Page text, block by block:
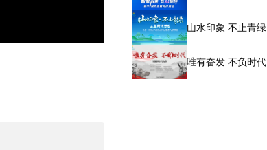
山水印象 不止青绿
唯有奋发 不负时代